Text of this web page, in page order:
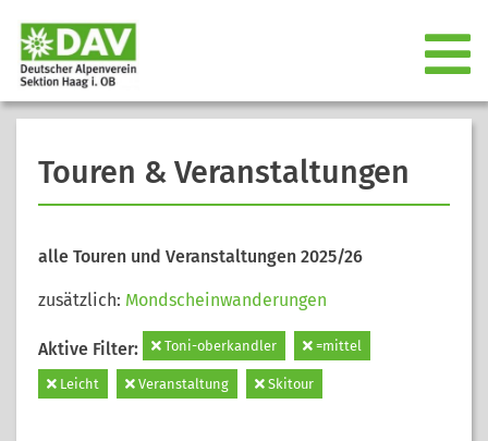
Touren & Veranstaltungen
alle Touren und Veranstaltungen 2025/26
zusätzlich: Mondscheinwanderungen
Aktive Filter: Toni-oberkandler =mittel
Leicht Veranstaltung Skitour